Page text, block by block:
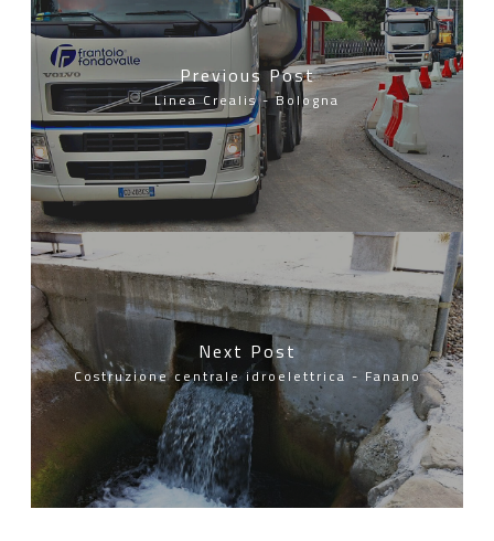
Previous Post
Linea Crealis - Bologna
Next Post
Costruzione centrale idroelettrica - Fanano